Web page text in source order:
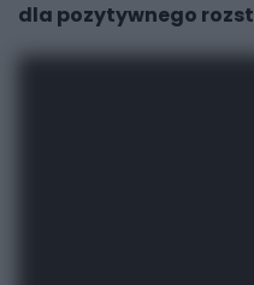
dla pozytywnego